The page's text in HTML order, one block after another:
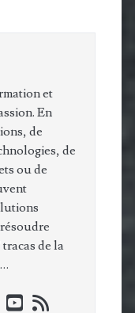
et
En
de
de
ou de
de la
youtube
rss